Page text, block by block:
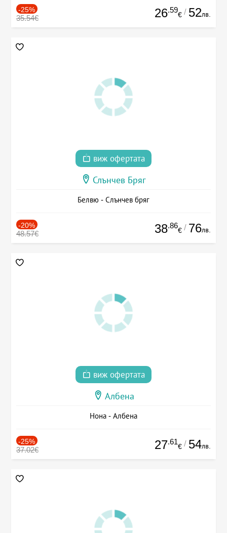
-25%
35.54€ 26.59
€ / 52лв.
виж офертата
Слънчев Бряг
Белвю - Слънчев бряг
-20%
48.57€ 38.86
€ / 76лв.
виж офертата
Албена
Нона - Албена
-25%
37.02€ 27.61
€ / 54лв.